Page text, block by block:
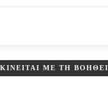
ΜΕ ΤΗ ΒΟΉΘΕΙΑ